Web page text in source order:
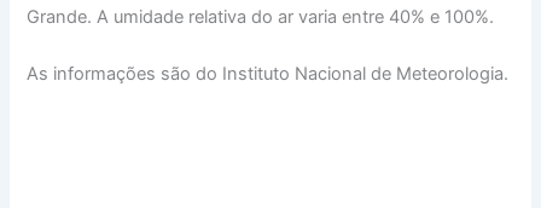
Grande. A umidade relativa do ar varia entre 40% e 100%.
As informações são do Instituto Nacional de Meteorologia.